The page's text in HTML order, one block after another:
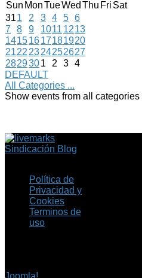
Sun MonTueWed Thu Fri Sat
311 2 3 4 5 6
7
8 9 1011 1213
14151617181920
2122 2324252627
2829301 2 3 4
DEFAULT
All Categories ...
Show events from all categories
Sindicación Blog
Política de
Privacidad y
Cookies
Terminos de
uso
Joomla!